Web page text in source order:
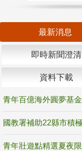
最新消息
即時新聞澄清
資料下載